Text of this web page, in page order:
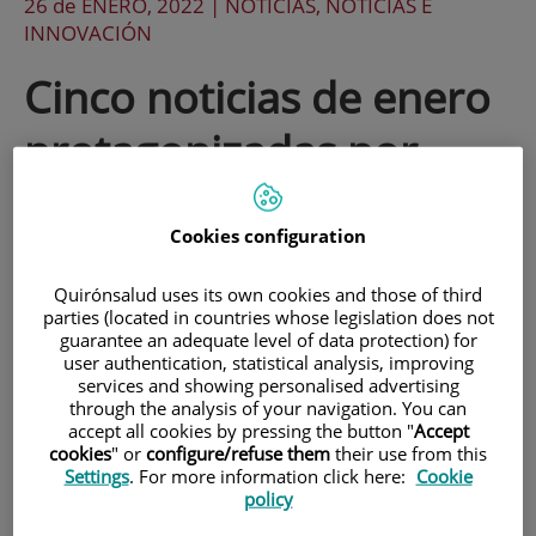
INNOVACIÓN
Cinco noticias de enero
protagonizadas por
profesionales de Centro
Médico Teknon
Este mes de enero hemos conocido un
nuevo ranking de la revista “Forbes” en el
que seis médicos de Centro Médico
Teknon figuran entre los 100 mejores de
España. Además, los medios han
Cookies configuration
Quirónsalud uses its own cookies and those of third
parties (located in countries whose legislation does not
guarantee an adequate level of data protection) for
user authentication, statistical analysis, improving
services and showing personalised advertising
through the analysis of your navigation. You can
accept all cookies by pressing the button "Accept
cookies" or configure/refuse them their use from this
Settings. For more information click here: Cookie
policy